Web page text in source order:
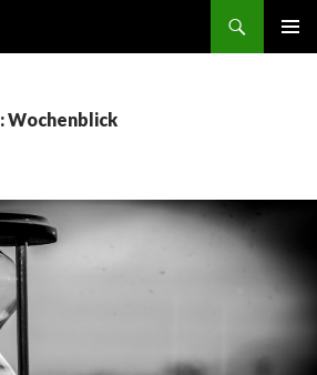
Wochenblick